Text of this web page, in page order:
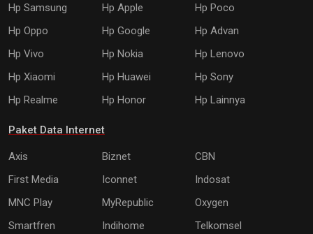
Hp Samsung Hp Apple
Hp Poco
Hp Oppo
Hp Google
Hp Advan
Hp Vivo
Hp Nokia
Hp Lenovo
Hp Xiaomi
Hp Huawei
Hp Sony
Hp Realme
Hp Honor Hp Lainnya
Paket Data Internet
Axis Biznet
CBN
First Media
Iconnet
Indosat
MNC Play
MyRepublic
Oxygen
Smartfren
Indihome
Telkomsel